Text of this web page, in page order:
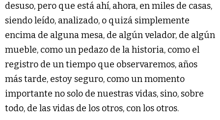
desuso, pero que está ahí, ahora, en miles de casas,
siendo leído, analizado, o quizá simplemente
encima de alguna mesa, de algún velador, de algún
mueble, como un pedazo de la historia, como el
registro de un tiempo que observaremos, años
más tarde, estoy seguro, como un momento
importante no solo de nuestras vidas, sino, sobre
todo, de las vidas de los otros, con los otros.